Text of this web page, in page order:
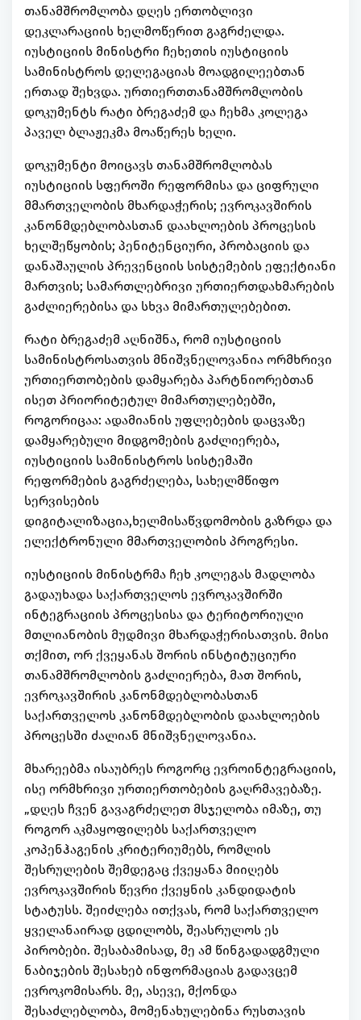
თანამშრომლობა დღეს ერთობლივი
დეკლარაციის ხელმოწერით გაგრძელდა.
იუსტიციის მინისტრი ჩეხეთის იუსტიციის
სამინისტროს დელეგაციას მოადგილეებთან
ერთად შეხვდა. ურთიერთთანამშრომლობის
დოკუმენტს რატი ბრეგაძემ და ჩეხმა კოლეგა
პაველ ბლაჟეკმა მოაწერეს ხელი.
დოკუმენტი მოიცავს თანამშრომლობას
იუსტიციის სფეროში რეფორმისა და ციფრული
მმართველობის მხარდაჭერის; ევროკავშირის
კანონმდებლობასთან დაახლოების პროცესის
ხელშეწყობის; პენიტენციური, პრობაციის და
დანაშაულის პრევენციის სისტემების ეფექტიანი
მართვის; სამართლებრივი ურთიერთდახმარების
გაძლიერებისა და სხვა მიმართულებებით.
რატი ბრეგაძემ აღნიშნა, რომ იუსტიციის
სამინისტროსათვის მნიშვნელოვანია ორმხრივი
ურთიერთობების დამყარება პარტნიორებთან
ისეთ პრიორიტეტულ მიმართულებებში,
როგორიცაა: ადამიანის უფლებების დაცვაზე
დამყარებული მიდგომების გაძლიერება,
იუსტიციის სამინისტროს სისტემაში
რეფორმების გაგრძელება, სახელმწიფო
სერვისების
დიგიტალიზაცია,ხელმისაწვდომობის გაზრდა და
ელექტრონული მმართველობის პროგრესი.
იუსტიციის მინისტრმა ჩეხ კოლეგას მადლობა
გადაუხადა საქართველოს ევროკავშირში
ინტეგრაციის პროცესისა და ტერიტორიული
მთლიანობის მუდმივი მხარდაჭერისათვის. მისი
თქმით, ორ ქვეყანას შორის ინსტიტუციური
თანამშრომლობის გაძლიერება, მათ შორის,
ევროკავშირის კანონმდებლობასთან
საქართველოს კანონმდებლობის დაახლოების
პროცესში ძალიან მნიშვნელოვანია.
მხარეებმა ისაუბრეს როგორც ევროინტეგრაციის,
ისე ორმხრივი ურთიერთობების გაღრმავებაზე.
„დღეს ჩვენ გავაგრძელეთ მსჯელობა იმაზე, თუ
როგორ აკმაყოფილებს საქართველო
კოპენჰაგენის კრიტერიუმებს, რომლის
შესრულების შემდეგაც ქვეყანა მიიღებს
ევროკავშირის წევრი ქვეყნის კანდიდატის
სტატუსს. შეიძლება ითქვას, რომ საქართველო
ყველანაირად ცდილობს, შეასრულოს ეს
პირობები. შესაბამისად, მე ამ წინგადადგმული
ნაბიჯების შესახებ ინფორმაციას გადავცემ
ევროკომისარს. მე, ასევე, მქონდა
შესაძლებლობა, მომენახულებინა რუსთავის